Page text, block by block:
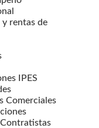
y rentas de
IPES
Comerciales